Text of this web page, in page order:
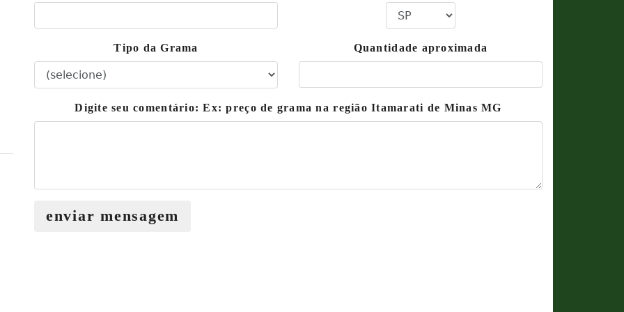
Tipo da Grama Quantidade aproximada
Digite seu comentário: Ex: preço de grama na região Itamarati de Minas MG
enviar mensagem